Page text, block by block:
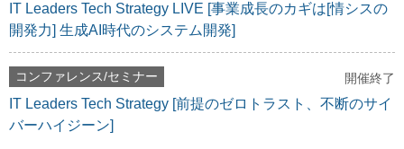
IT Leaders Tech Strategy LIVE [事業成長のカギは[情シスの
開発力] 生成AI時代のシステム開発]
コンファレンス/セミナー 開催終了
IT Leaders Tech Strategy [前提のゼロトラスト、不断のサイ
バーハイジーン]